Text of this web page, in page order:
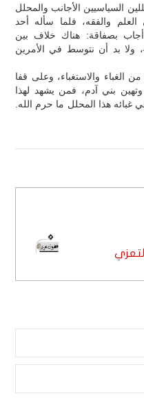
السياسيين الأجانب والمحلل
والفقه، فلما سأله أحد
بصفاقة: هناك خلاف بين
العلماء، فبعضهم قال 6، وآخر قال 4، ولا بد أن نتوسط في الأمرين
الغباء والاستغباء، وعلى قفا
بني آدم، فمن يشهد لهذا
هذا المحلل ما حرم الله.